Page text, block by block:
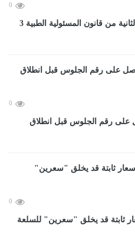
0
الحكومة: مد المدة المحددة بالمادة الثانية من قانون المسئولية الطبية 3
0
على رقم الجلوس قبل انطلاق
0
ثابتة قد يخلق "سعرين" للسلعة